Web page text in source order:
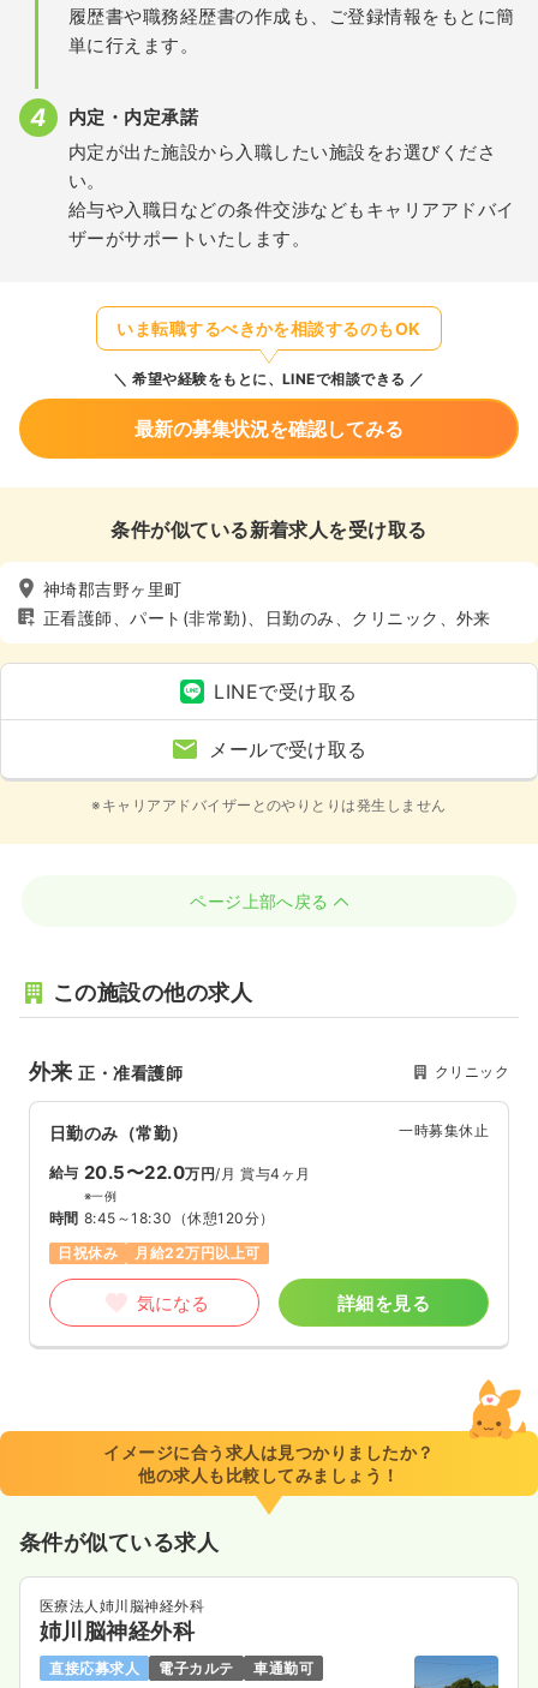
履歴書や職務経歴書の作成も、ご登録情報をもとに簡
単に行えます。
内定・内定承諾
内定が出た施設から入職したい施設をお選びくださ
い。
給与や入職日などの条件交渉などもキャリアアドバイ
ザーがサポートいたします。
いま転職するべきかを相談するのもOK
希望や経験をもとに、LINEで相談できる
最新の募集状況を確認してみる
条件が似ている新着求人を受け取る
神埼郡吉野ヶ里町
正看護師、パート(非常勤)、日勤のみ、クリニック、外来
LINEで受け取る
メールで受け取る
※キャリアアドバイザーとのやりとりは発生しません
ページ上部へ戻る
この施設の他の求人
外来正・准看護師 クリニック
日勤のみ（常勤） 一時募集休止
給与 20.5〜22.0万円/月 賞与4ヶ月
※一例
時間 8:45～18:30 （休憩120分）
日祝休み
月給22万円以上可
気になる 詳細を見る
イメージに合う求人は見つかりましたか？
他の求人も比較してみましょう！
条件が似ている求人
医療法人姉川脳神経外科
姉川脳神経外科
直接応募求人 電子カルテ
車通勤可